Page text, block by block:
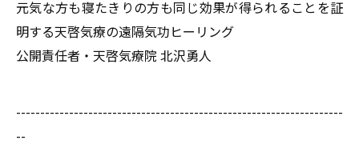
元気な方も寝たきりの方も同じ効果が得られることを証
明する天啓気療の遠隔気功ヒーリング
公開責任者・天啓気療院 北沢勇人
--------------------------------------------------------------------
--